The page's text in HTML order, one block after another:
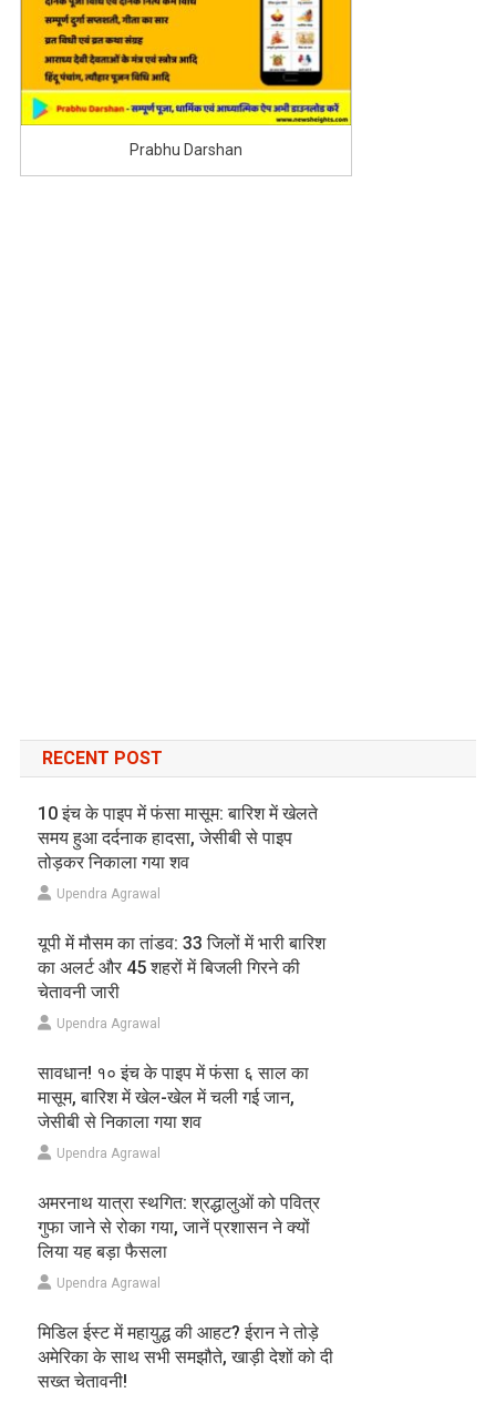
Prabhu Darshan
RECENT POST
10 इंच के पाइप में फंसा मासूम: बारिश में खेलते
समय हुआ दर्दनाक हादसा, जेसीबी से पाइप
तोड़कर निकाला गया शव
Upendra Agrawal
यूपी में मौसम का तांडव: 33 जिलों में भारी बारिश
का अलर्ट और 45 शहरों में बिजली गिरने की
चेतावनी जारी
Upendra Agrawal
सावधान! १० इंच के पाइप में फंसा ६ साल का
मासूम, बारिश में खेल-खेल में चली गई जान,
जेसीबी से निकाला गया शव
Upendra Agrawal
अमरनाथ यात्रा स्थगित: श्रद्धालुओं को पवित्र
गुफा जाने से रोका गया, जानें प्रशासन ने क्यों
लिया यह बड़ा फैसला
Upendra Agrawal
मिडिल ईस्ट में महायुद्ध की आहट? ईरान ने तोड़े
अमेरिका के साथ सभी समझौते, खाड़ी देशों को दी
सख्त चेतावनी!